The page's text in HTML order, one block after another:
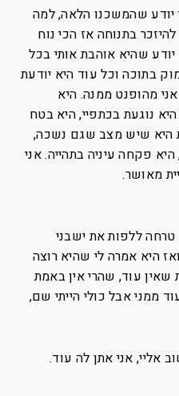
יודע שהמשכנו הלאה, למה
בתנוחה אז הכי נוח
יודע שהיא אוהבת אותי בכל
בתוכה וכל עוד היא יודעת
מהופנט ממנה. היא
נוגעת בכתפיי, היא בטח
היא שיש מצב שגם נשכה,
פקחה עיניה בתהייה. אני
מאושר.
ללפות את ישבני
היא אמרה לי שהיא רוצה
שאין עוד, שהרי אין באמת
ממני אבל כולי הייתי שם,
אני אתן לה עוד.